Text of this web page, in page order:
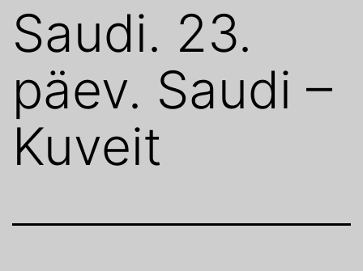
Saudi. 23.
päev. Saudi –
Kuveit